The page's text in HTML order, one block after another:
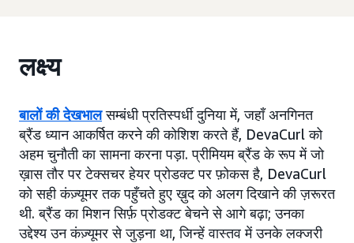
लक्ष्य
बालों की देखभालसम्बंधी प्रतिस्पर्धी दुनिया में, जहाँ अनगिनत
ब्रैंड ध्यान आकर्षित करने की कोशिश करते हैं, DevaCurl को
अहम चुनौती का सामना करना पड़ा. प्रीमियम ब्रैंड के रूप में जो
ख़ास तौर पर टेक्सचर हेयर प्रोडक्ट पर फ़ोकस है, DevaCurl
को सही कंज़्यूमर तक पहुँचते हुए ख़ुद को अलग दिखाने की ज़रूरत
थी. ब्रैंड का मिशन सिर्फ़ प्रोडक्ट बेचने से आगे बढ़ा; उनका
उद्देश्य उन कंज़्यूमर से जुड़ना था, जिन्हें वास्तव में उनके लक्जरी